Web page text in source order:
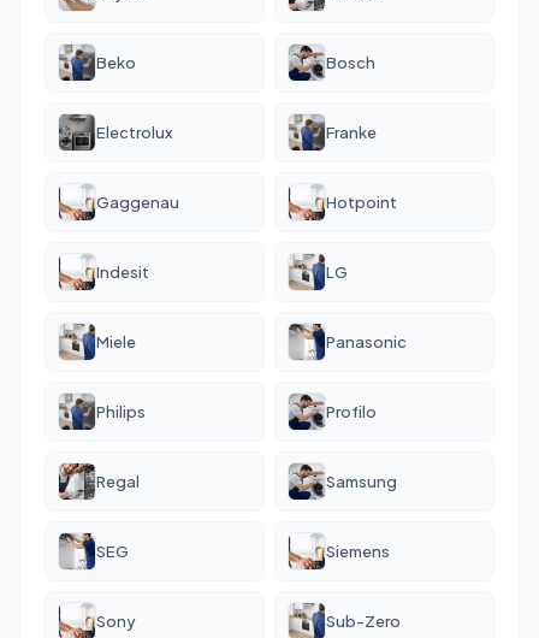
Beko Bosch
Electrolux Franke
Gaggenau Hotpoint
Indesit LG
Miele Panasonic
Philips Profilo
Regal Samsung
SEG Siemens
Sony Sub-Zero